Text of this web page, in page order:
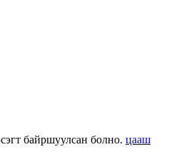
байршуулсан болно. цааш